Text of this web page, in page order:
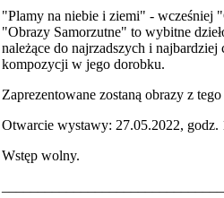
"Plamy na niebie i ziemi" - wcześniej
"Obrazy Samorzutne" to wybitne
należące do najrzadszych i najbardziej
kompozycji w jego dorobku.
Zaprezentowane zostaną obrazy z
Otwarcie wystawy: 27.05.2022, godz.
Wstęp wolny.